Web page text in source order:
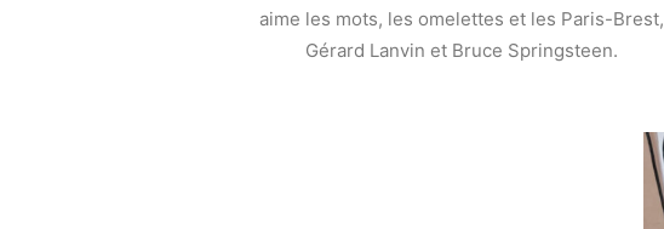
aime les mots, les omelettes et les Paris-Brest,
Gérard Lanvin et Bruce Springsteen.